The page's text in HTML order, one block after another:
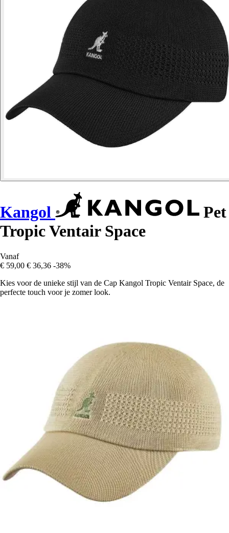
Kangol
Pet
Tropic Ventair Space
Vanaf
€ 59,00 € 36,36 -38%
Kies voor de unieke stijl van de Cap Kangol Tropic Ventair Space, de
perfecte touch voor je zomer look.